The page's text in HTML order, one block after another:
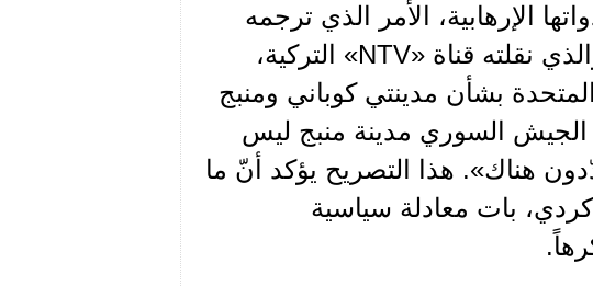
الإرهابية، الأمر الذي ترجمه
تصريح الرئيس التركي رجب طيب أردوغان، والذي نقلته قناة «NTV» التركية،
بشأن مدينتي كوباني ومنبج
السوري مدينة منبج ليس
هناك». هذا التصريح يؤكد أنّ ما
بات معادلة سياسية